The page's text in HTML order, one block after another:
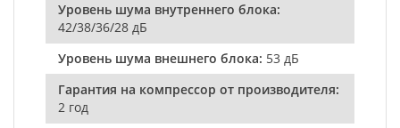
Уровень шума внутреннего блока:
42/38/36/28 дБ
Уровень шума внешнего блока: 53 дБ
Гарантия на компрессор от производителя:
2 год